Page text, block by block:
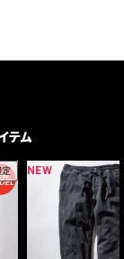
テム
定 NEW